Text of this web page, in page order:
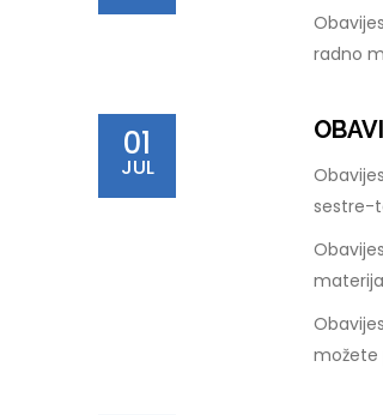
radno
01
JUL
sestre-
možete